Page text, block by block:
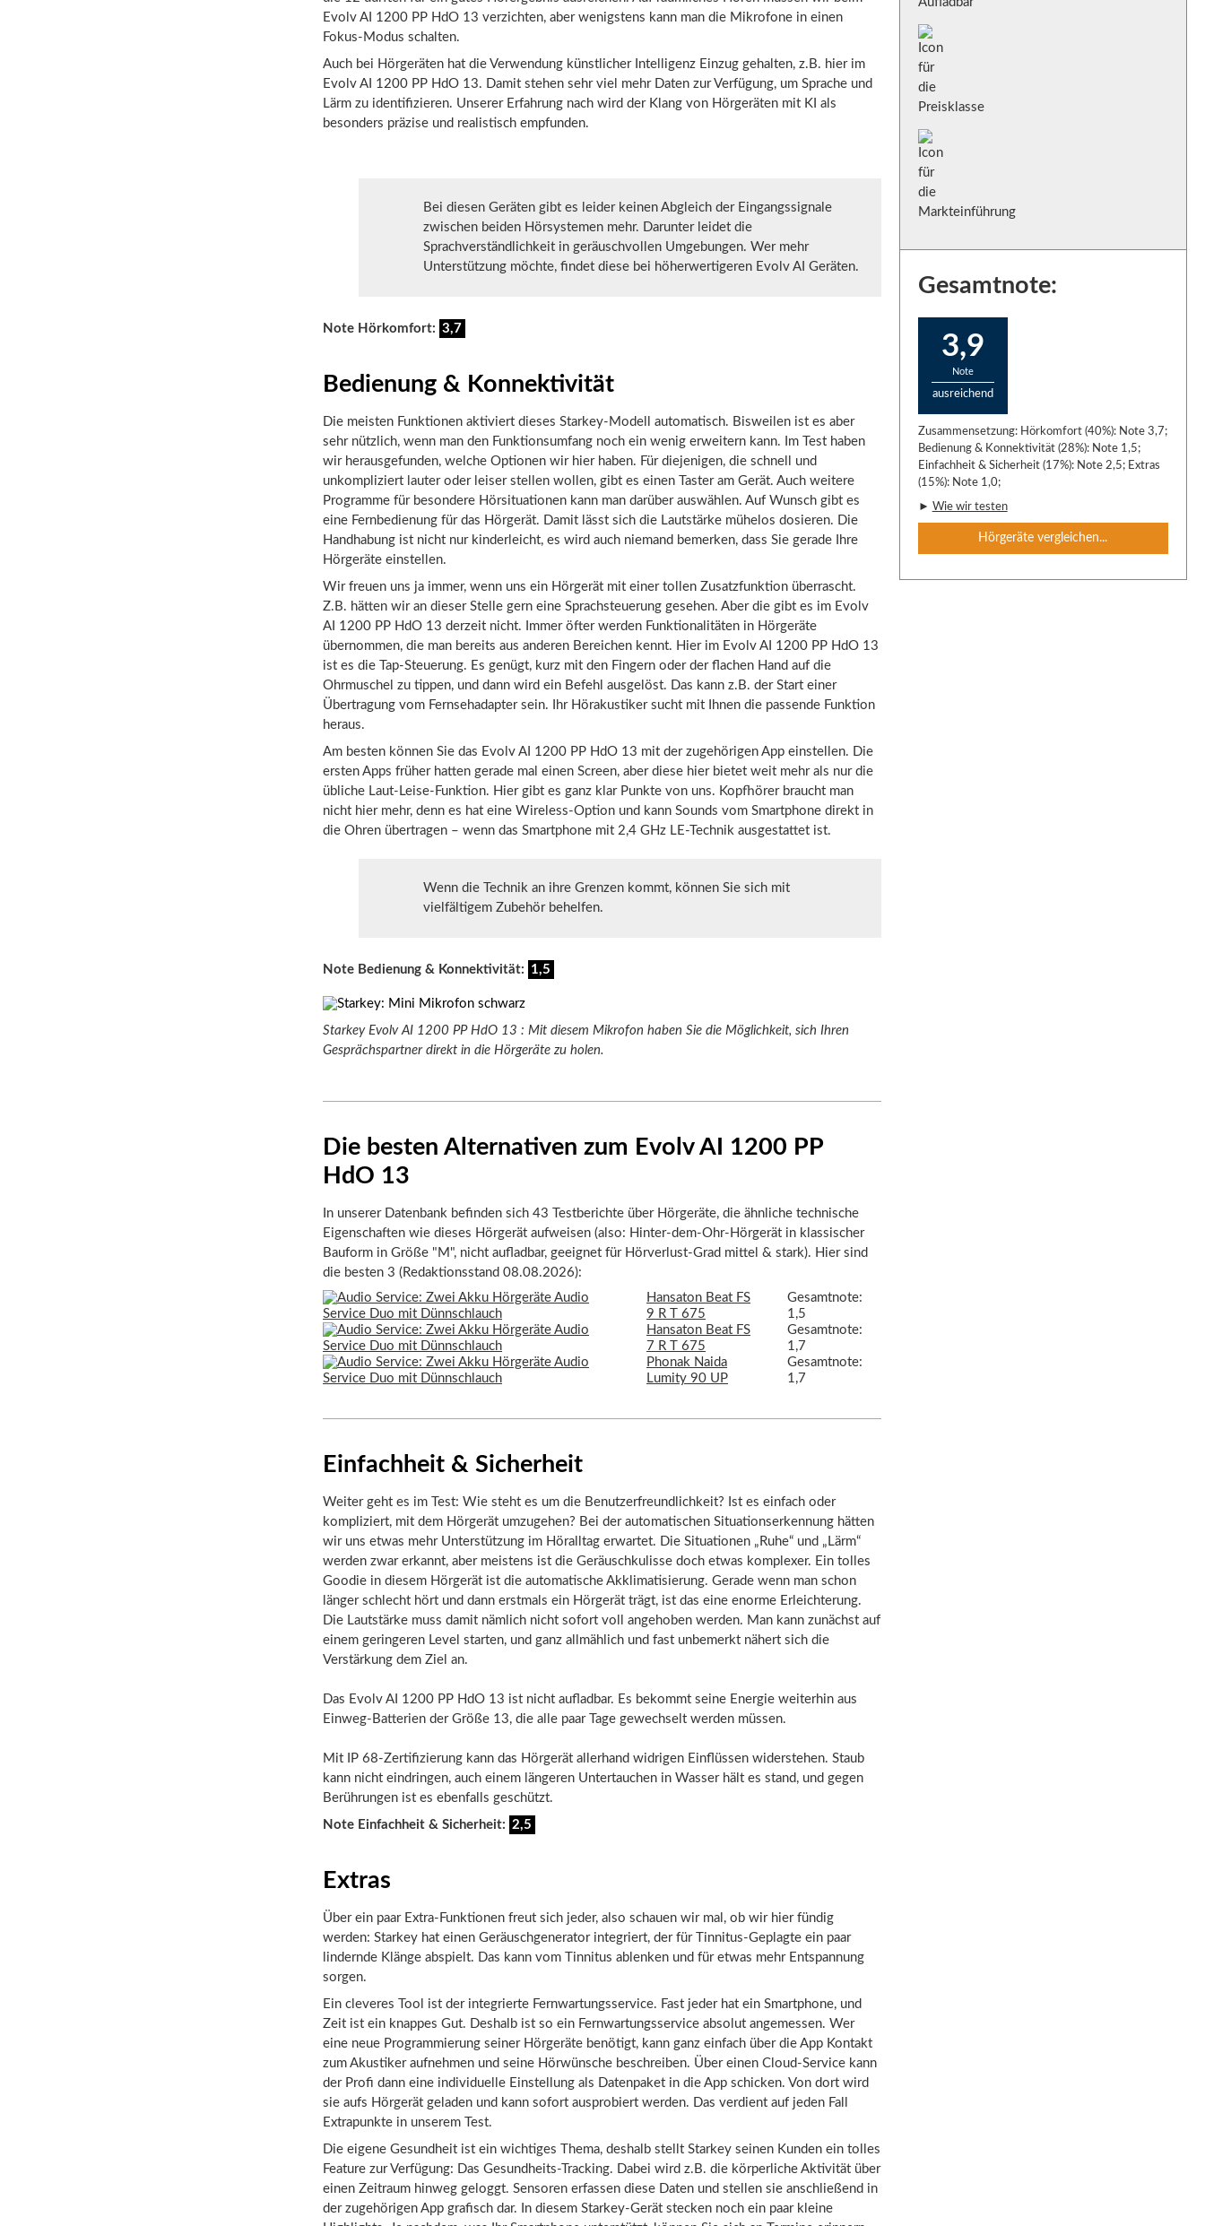
Evolv AI 1200 PP HdO 13 verzichten, aber wenigstens kann man die Mikrofone in einen
Fokus-Modus schalten.
Auch bei Hörgeräten hat die Verwendung künstlicher Intelligenz Einzug gehalten, z.B. hier im
Evolv AI 1200 PP HdO 13. Damit stehen sehr viel mehr Daten zur Verfügung, um Sprache und
Lärm zu identifizieren. Unserer Erfahrung nach wird der Klang von Hörgeräten mit KI als
besonders präzise und realistisch empfunden.
Bei diesen Geräten gibt es leider keinen Abgleich der Eingangssignale
zwischen beiden Hörsystemen mehr. Darunter leidet die
Sprachverständlichkeit in geräuschvollen Umgebungen. Wer mehr
Unterstützung möchte, findet diese bei höherwertigeren Evolv AI Geräten.
Note Hörkomfort: 3,7
Bedienung & Konnektivität
Die meisten Funktionen aktiviert dieses Starkey-Modell automatisch. Bisweilen ist es aber
sehr nützlich, wenn man den Funktionsumfang noch ein wenig erweitern kann. Im Test haben
wir herausgefunden, welche Optionen wir hier haben. Für diejenigen, die schnell und
unkompliziert lauter oder leiser stellen wollen, gibt es einen Taster am Gerät. Auch weitere
Programme für besondere Hörsituationen kann man darüber auswählen. Auf Wunsch gibt es
eine Fernbedienung für das Hörgerät. Damit lässt sich die Lautstärke mühelos dosieren. Die
Handhabung ist nicht nur kinderleicht, es wird auch niemand bemerken, dass Sie gerade Ihre
Hörgeräte einstellen.
Wir freuen uns ja immer, wenn uns ein Hörgerät mit einer tollen Zusatzfunktion überrascht.
Z.B. hätten wir an dieser Stelle gern eine Sprachsteuerung gesehen. Aber die gibt es im Evolv
AI 1200 PP HdO 13 derzeit nicht. Immer öfter werden Funktionalitäten in Hörgeräte
übernommen, die man bereits aus anderen Bereichen kennt. Hier im Evolv AI 1200 PP HdO 13
ist es die Tap-Steuerung. Es genügt, kurz mit den Fingern oder der flachen Hand auf die
Ohrmuschel zu tippen, und dann wird ein Befehl ausgelöst. Das kann z.B. der Start einer
Übertragung vom Fernsehadapter sein. Ihr Hörakustiker sucht mit Ihnen die passende Funktion
heraus.
Am besten können Sie das Evolv AI 1200 PP HdO 13 mit der zugehörigen App einstellen. Die
ersten Apps früher hatten gerade mal einen Screen, aber diese hier bietet weit mehr als nur die
übliche Laut-Leise-Funktion. Hier gibt es ganz klar Punkte von uns. Kopfhörer braucht man
nicht hier mehr, denn es hat eine Wireless-Option und kann Sounds vom Smartphone direkt in
die Ohren übertragen – wenn das Smartphone mit 2,4 GHz LE-Technik ausgestattet ist.
Wenn die Technik an ihre Grenzen kommt, können Sie sich mit
vielfältigem Zubehör behelfen.
Note Bedienung & Konnektivität: 1,5
Starkey Evolv AI 1200 PP HdO 13 : Mit diesem Mikrofon haben Sie die Möglichkeit, sich Ihren
Gesprächspartner direkt in die Hörgeräte zu holen.
Die besten Alternativen zum Evolv AI 1200 PP
HdO 13
In unserer Datenbank befinden sich 43 Testberichte über Hörgeräte, die ähnliche technische
Eigenschaften wie dieses Hörgerät aufweisen (also: Hinter-dem-Ohr-Hörgerät in klassischer
Bauform in Größe "M", nicht aufladbar, geeignet für Hörverlust-Grad mittel & stark). Hier sind
die besten 3 (Redaktionsstand 08.08.2026):
Hansaton Beat FS
9 R T 675
Gesamtnote:
1,5
Hansaton Beat FS
7 R T 675
Gesamtnote:
1,7
Phonak Naida
Lumity 90 UP
Gesamtnote:
1,7
Einfachheit & Sicherheit
Weiter geht es im Test: Wie steht es um die Benutzerfreundlichkeit? Ist es einfach oder
kompliziert, mit dem Hörgerät umzugehen? Bei der automatischen Situationserkennung hätten
wir uns etwas mehr Unterstützung im Höralltag erwartet. Die Situationen „Ruhe“ und „Lärm“
werden zwar erkannt, aber meistens ist die Geräuschkulisse doch etwas komplexer. Ein tolles
Goodie in diesem Hörgerät ist die automatische Akklimatisierung. Gerade wenn man schon
länger schlecht hört und dann erstmals ein Hörgerät trägt, ist das eine enorme Erleichterung.
Die Lautstärke muss damit nämlich nicht sofort voll angehoben werden. Man kann zunächst auf
einem geringeren Level starten, und ganz allmählich und fast unbemerkt nähert sich die
Verstärkung dem Ziel an.
Das Evolv AI 1200 PP HdO 13 ist nicht aufladbar. Es bekommt seine Energie weiterhin aus
Einweg-Batterien der Größe 13, die alle paar Tage gewechselt werden müssen.
Mit IP 68-Zertifizierung kann das Hörgerät allerhand widrigen Einflüssen widerstehen. Staub
kann nicht eindringen, auch einem längeren Untertauchen in Wasser hält es stand, und gegen
Berührungen ist es ebenfalls geschützt.
Note Einfachheit & Sicherheit: 2,5
Extras
Über ein paar Extra-Funktionen freut sich jeder, also schauen wir mal, ob wir hier fündig
werden: Starkey hat einen Geräuschgenerator integriert, der für Tinnitus-Geplagte ein paar
lindernde Klänge abspielt. Das kann vom Tinnitus ablenken und für etwas mehr Entspannung
sorgen.
Ein cleveres Tool ist der integrierte Fernwartungsservice. Fast jeder hat ein Smartphone, und
Zeit ist ein knappes Gut. Deshalb ist so ein Fernwartungsservice absolut angemessen. Wer
eine neue Programmierung seiner Hörgeräte benötigt, kann ganz einfach über die App Kontakt
zum Akustiker aufnehmen und seine Hörwünsche beschreiben. Über einen Cloud-Service kann
der Profi dann eine individuelle Einstellung als Datenpaket in die App schicken. Von dort wird
sie aufs Hörgerät geladen und kann sofort ausprobiert werden. Das verdient auf jeden Fall
Extrapunkte in unserem Test.
Die eigene Gesundheit ist ein wichtiges Thema, deshalb stellt Starkey seinen Kunden ein tolles
Feature zur Verfügung: Das Gesundheits-Tracking. Dabei wird z.B. die körperliche Aktivität über
einen Zeitraum hinweg geloggt. Sensoren erfassen diese Daten und stellen sie anschließend in
der zugehörigen App grafisch dar. In diesem Starkey-Gerät stecken noch ein paar kleine
Gesamtnote:
3,9
Note
ausreichend
Zusammensetzung: Hörkomfort (40%): Note 3,7;
Bedienung & Konnektivität (28%): Note 1,5;
Einfachheit & Sicherheit (17%): Note 2,5; Extras
(15%): Note 1,0;
► Wie wir testen
Hörgeräte vergleichen...